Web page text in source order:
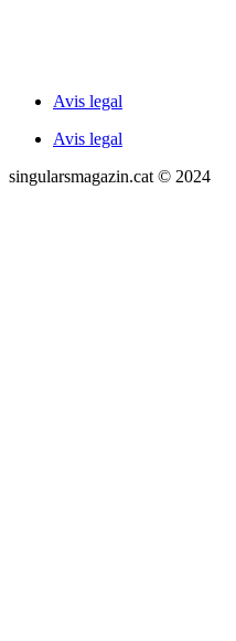
Avis legal
Avis legal
singularsmagazin.cat © 2024